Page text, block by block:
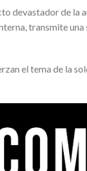
devastador de la
transmite
el tema de la